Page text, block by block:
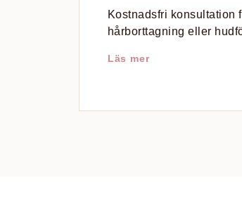
Kostnadsfri konsultation
hårborttagning eller
Läs mer